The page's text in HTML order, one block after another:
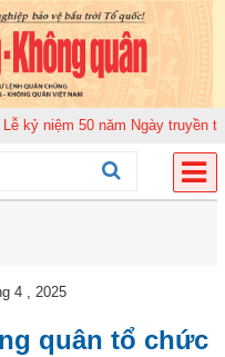
niệm 50 năm Ngày truyền thống
4 , 2025
quân tổ chức